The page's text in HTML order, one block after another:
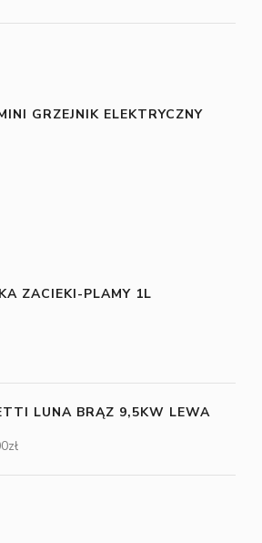
GRZEJNIK ELEKTRYCZNY
ZACIEKI-PLAMY 1L
LUNA BRĄZ 9,5KW LEWA
zł